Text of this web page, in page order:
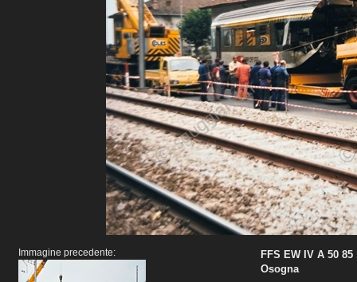
Immagine precedente:
FFS EW IV A 50
Osogna